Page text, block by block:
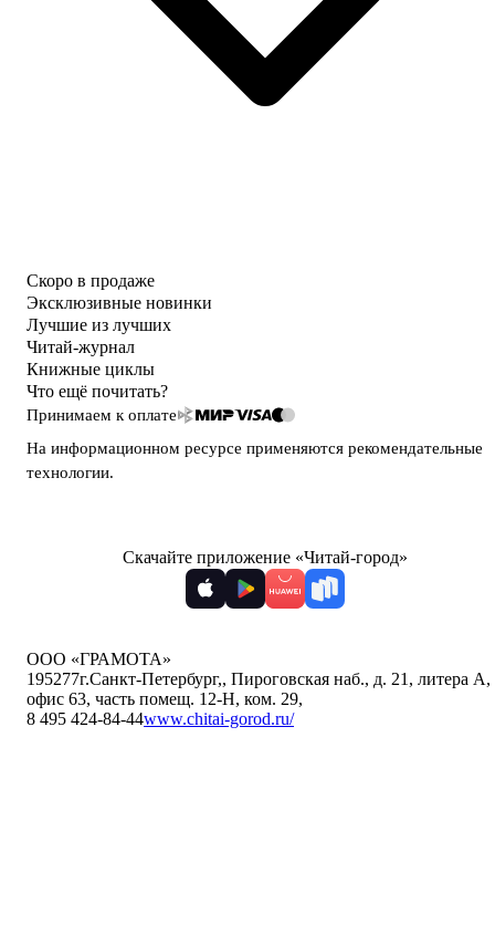
Скоро в продаже
Эксклюзивные новинки
Лучшие из лучших
Читай-журнал
Книжные циклы
Что ещё почитать?
Принимаем к оплате
На информационном ресурсе применяются рекомендательные
технологии.
Скачайте приложение «Читай-город»
ООО «ГРАМОТА»
195277г.Санкт-Петербург,, Пироговская наб., д. 21, литера А,
офис 63, часть помещ. 12-Н, ком. 29,
8 495 424-84-44www.chitai-gorod.ru/